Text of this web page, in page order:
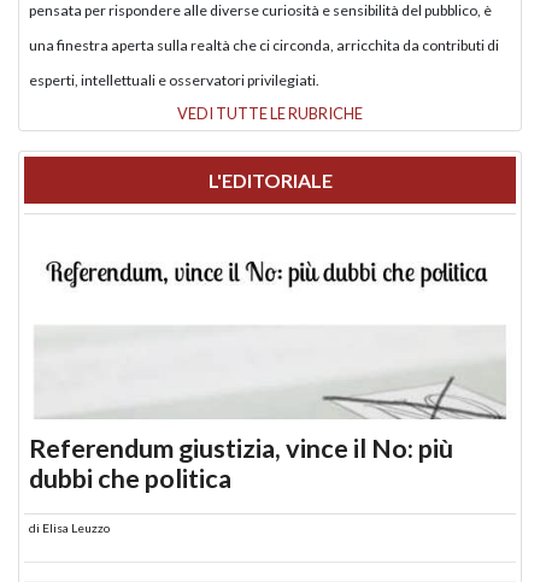
pensata per rispondere alle diverse curiosità e sensibilità del pubblico, è
una finestra aperta sulla realtà che ci circonda, arricchita da contributi di
esperti, intellettuali e osservatori privilegiati.
VEDI TUTTE LE RUBRICHE
L'EDITORIALE
Referendum giustizia, vince il No: più
dubbi che politica
di Elisa Leuzzo